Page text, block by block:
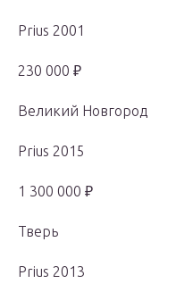
Prius 2001
230 000 ₽
Великий Новгород
Prius 2015
1 300 000 ₽
Тверь
Prius 2013